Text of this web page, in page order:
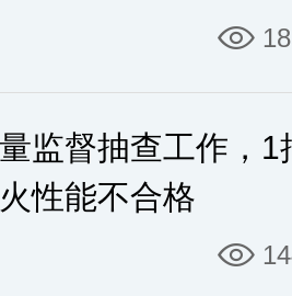
监督抽查工作，1
性能不合格